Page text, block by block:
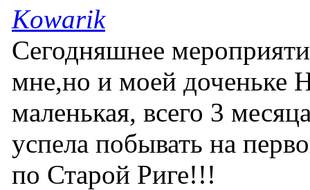
Kowarik
Сегодняшнее
мне,но и моей доченьке
маленькая, всего 3
успела побывать на
по Старой Риге!!!